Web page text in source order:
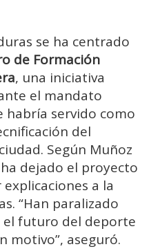
se ha centrado
de Formación
, una iniciativa
el mandato
habría servido como
del
Según Muñoz
dejado el proyecto
a la
“Han paralizado
el futuro del deporte
motivo”, aseguró.